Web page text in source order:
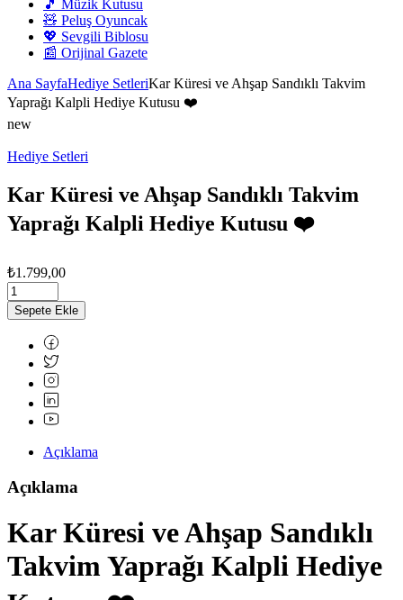
🎵 Müzik Kutusu
🧸 Peluş Oyuncak
💖 Sevgili Biblosu
📰 Orijinal Gazete
Ana SayfaHediye SetleriKar Küresi ve Ahşap Sandıklı Takvim
Yaprağı Kalpli Hediye Kutusu ❤️
new
Hediye Setleri
Kar Küresi ve Ahşap Sandıklı Takvim
Yaprağı Kalpli Hediye Kutusu ❤️
₺1.799,00
Sepete Ekle
Açıklama
Açıklama
Kar Küresi ve Ahşap Sandıklı
Takvim Yaprağı Kalpli Hediye